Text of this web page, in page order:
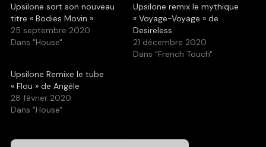
Upsilone sort son nouveau
titre « Bodies Movin »
25 septembre 2020
Dans "House"
Upsilone remix le mythique
« Voyage-Voyage » de
Desireless
21 décembre 2020
Dans "French Touch"
Upsilone Remixe le tube
« Flou » de Angèle
28 février 2020
Dans "House"